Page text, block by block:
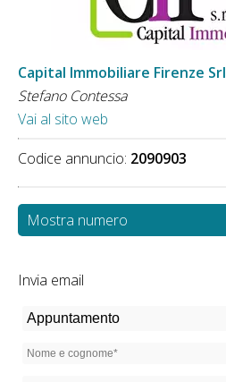
Capital Immobiliare Firenze Srl
Stefano Contessa
Vai al sito web
Codice annuncio: 2090903
Mostra numero
Invia email